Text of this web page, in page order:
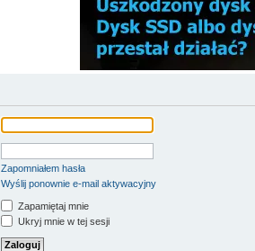
Zapomniałem hasła
Wyślij ponownie e-mail aktywacyjny
Zapamiętaj mnie
Ukryj mnie w tej sesji